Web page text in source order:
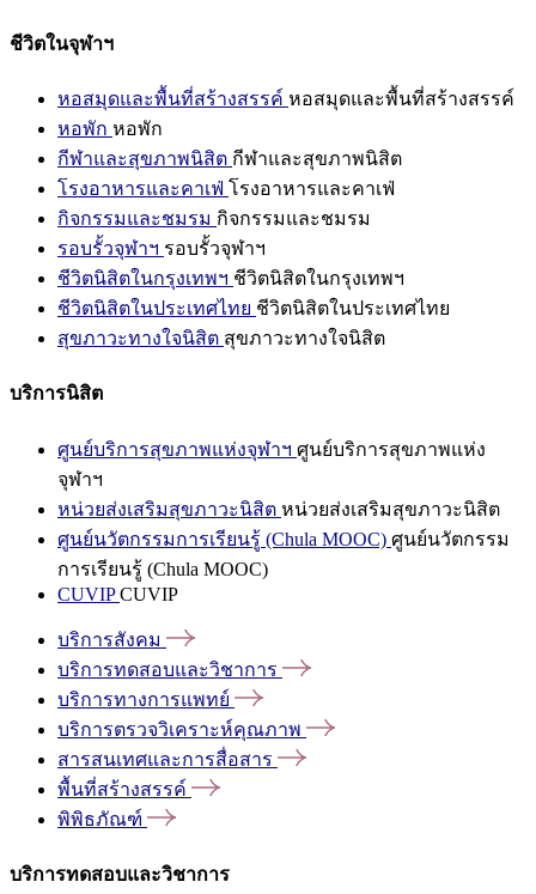
ชีวิตในจุฬาฯ
หอสมุดและพื้นที่สร้างสรรค์ หอสมุดและพื้นที่สร้างสรรค์
หอพัก หอพัก
กีฬาและสุขภาพนิสิต กีฬาและสุขภาพนิสิต
โรงอาหารและคาเฟ่ โรงอาหารและคาเฟ่
กิจกรรมและชมรม กิจกรรมและชมรม
รอบรั้วจุฬาฯ รอบรั้วจุฬาฯ
ชีวิตนิสิตในกรุงเทพฯ ชีวิตนิสิตในกรุงเทพฯ
ชีวิตนิสิตในประเทศไทย ชีวิตนิสิตในประเทศไทย
สุขภาวะทางใจนิสิต สุขภาวะทางใจนิสิต
บริการนิสิต
ศูนย์บริการสุขภาพแห่งจุฬาฯ ศูนย์บริการสุขภาพแห่ง
จุฬาฯ
หน่วยส่งเสริมสุขภาวะนิสิต หน่วยส่งเสริมสุขภาวะนิสิต
ศูนย์นวัตกรรมการเรียนรู้ (Chula MOOC) ศูนย์นวัตกรรม
การเรียนรู้ (Chula MOOC)
CUVIPCUVIP
บริการสังคม
บริการทดสอบและวิชาการ
บริการทางการแพทย์
บริการตรวจวิเคราะห์คุณภาพ
สารสนเทศและการสื่อสาร
พื้นที่สร้างสรรค์
พิพิธภัณฑ์
บริการทดสอบและวิชาการ